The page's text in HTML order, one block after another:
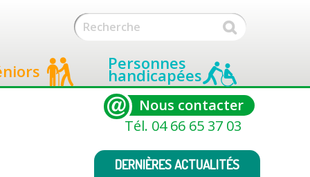
Personnes
handicapées
Nous contacter
Tél. 04 66 65 37 03
DERNIÈRES ACTUALITÉS